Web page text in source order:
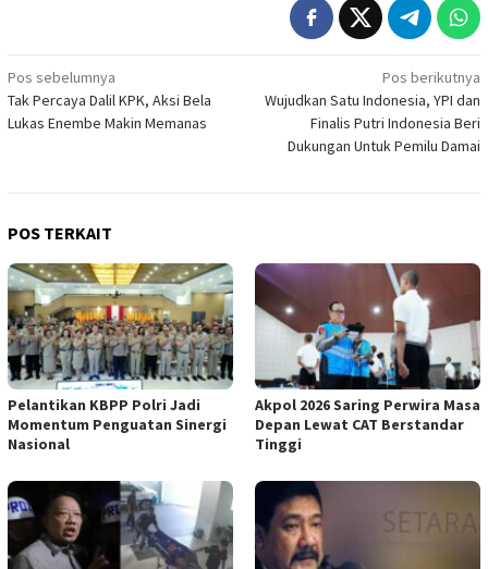
Navigasi
pos
Pos sebelumnya
Tak Percaya Dalil KPK, Aksi Bela
Lukas Enembe Makin Memanas
Pos berikutnya
Wujudkan Satu Indonesia, YPI dan
Finalis Putri Indonesia Beri
Dukungan Untuk Pemilu Damai
POS TERKAIT
Pelantikan KBPP Polri Jadi
Momentum Penguatan Sinergi
Nasional
Akpol 2026 Saring Perwira Masa
Depan Lewat CAT Berstandar
Tinggi